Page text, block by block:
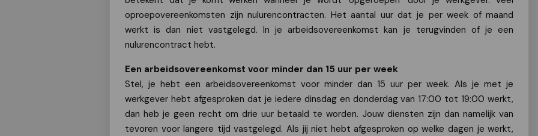
oproepovereenkomsten zijn nulurencontracten. Het aantal uur dat je per week of maand
werkt is dan niet vastgelegd. In je arbeidsovereenkomst kan je terugvinden of je een
nulurencontract hebt.
Een arbeidsovereenkomst voor minder dan 15 uur per week
Stel, je hebt een arbeidsovereenkomst voor minder dan 15 uur per week. Als je met je
werkgever hebt afgesproken dat je iedere dinsdag en donderdag van 17:00 tot 19:00 werkt,
dan heb je geen recht om drie uur betaald te worden. Jouw diensten zijn dan namelijk van
tevoren voor langere tijd vastgelegd. Als jij niet hebt afgesproken op welke dagen je werkt,